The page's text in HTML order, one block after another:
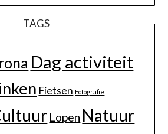
TAGS
Dag activiteit
Fietsen Fotografie
Lopen Natuur